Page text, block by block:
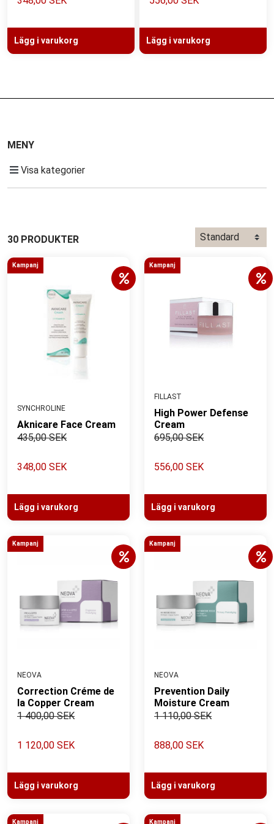
Lägg i varukorg Lägg i varukorg
MENY
Visa kategorier
30 PRODUKTER
Kampanj
SYNCHROLINE
Aknicare Face Cream
435,00 SEK
348,00 SEK
Lägg i varukorg
Kampanj
FILLAST
High Power Defense
Cream
695,00 SEK
556,00 SEK
Lägg i varukorg
Kampanj
NEOVA
Correction Créme de
la Copper Cream
1 400,00 SEK
1 120,00 SEK
Lägg i varukorg
Kampanj
NEOVA
Prevention Daily
Moisture Cream
1 110,00 SEK
888,00 SEK
Lägg i varukorg
Kampanj Kampanj